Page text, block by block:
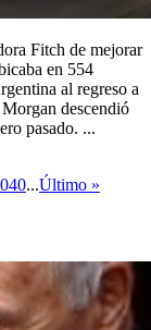
Fitch de mejorar
en 554
al regreso a
descendió
pasado. ...
40...Último »